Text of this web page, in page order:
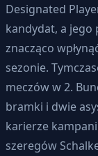
Designated
kandydat, a jego
znacząco
sezonie.
meczów w 2.
bramki i dwie
karierze
szeregów